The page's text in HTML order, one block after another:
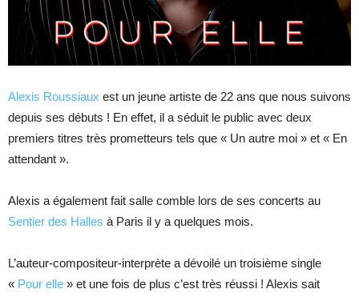
Alexis Roussiaux est un jeune artiste de 22 ans que nous suivons
depuis ses débuts ! En effet, il a séduit le public avec deux
premiers titres très prometteurs tels que « Un autre moi » et « En
attendant ».
Alexis a également fait salle comble lors de ses concerts au
Sentier des Halles à Paris il y a quelques mois.
L’auteur-compositeur-interprète a dévoilé un troisième single
« Pour elle » et une fois de plus c’est très réussi ! Alexis sait